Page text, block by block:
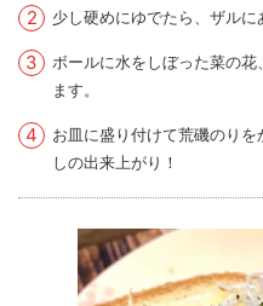
少し硬めにゆでたら、ザルに
ボールに水をしぼった菜の
ます。
お皿に盛り付けて荒磯のり
しの出来上がり！